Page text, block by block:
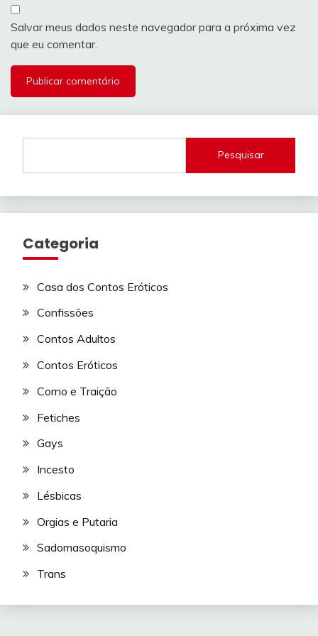
Salvar meus dados neste navegador para a próxima vez
que eu comentar.
Pesquisar
Categoria
Casa dos Contos Eróticos
Confissões
Contos Adultos
Contos Eróticos
Corno e Traição
Fetiches
Gays
Incesto
Lésbicas
Orgias e Putaria
Sadomasoquismo
Trans